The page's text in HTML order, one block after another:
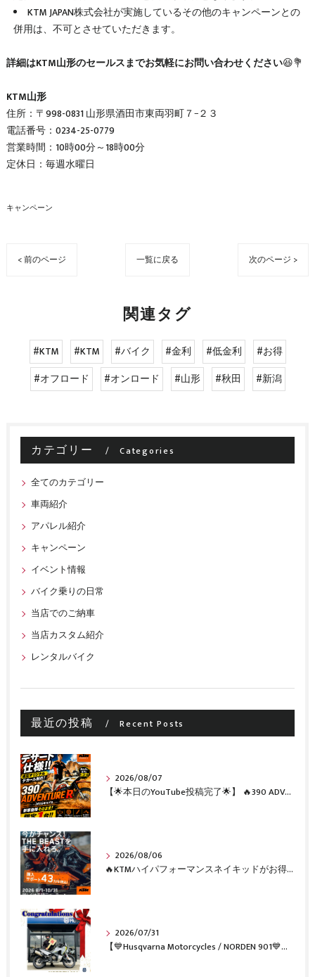
KTM JAPAN株式会社が実施しているその他のキャンペーンとの
併用は、不可とさせていただきます。
詳細はKTM山形のセールスまでお気軽にお問い合わせください😆💐
KTM山形
住所：〒998-0831 山形県酒田市東両羽町７−２３
電話番号：0234-25-0779
営業時間：10時00分～18時00分
定休日：毎週水曜日
キャンペーン
< 前のページ 一覧に戻る 次のページ >
関連タグ
#KTM #KTM #バイク #金利 #低金利
#お得
#オフロード
#オンロード #山形 #秋田 #新潟
カテゴリー Categories
全てのカテゴリー
車両紹介
アパレル紹介
キャンペーン
イベント情報
バイク乗りの日常
当店でのご納車
当店カスタム紹介
レンタルバイク
最近の投稿 Recent Posts
2026/08/07
【🌟本日のYouTube投稿完了🌟】 🔥390 ADVENTURE R × KTM山形 オリジナルデカール仕様誕生🔥
2026/08/06
🔥KTMハイパフォーマンスネイキッドがお得に手に入るチャンス🔥
2026/07/31
【💙Husqvarna Motorcycles / NORDEN 901💙】 ご納車おめでとうございます🎉✨